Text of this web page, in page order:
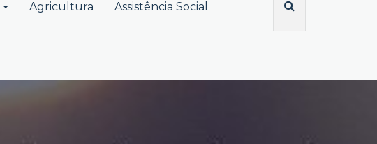
Agricultura Assistência Social